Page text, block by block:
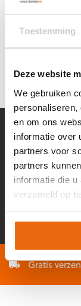
Toestemming
Deze website
We gebruiken
en om ons
informatie over
partners voor
partners
informatie die
verzameld op
Zijn er
Is het
te dragen
Slijt een
MELD JE
KORTINGEN,
Voornaam
E-
mailadres*
Gratis